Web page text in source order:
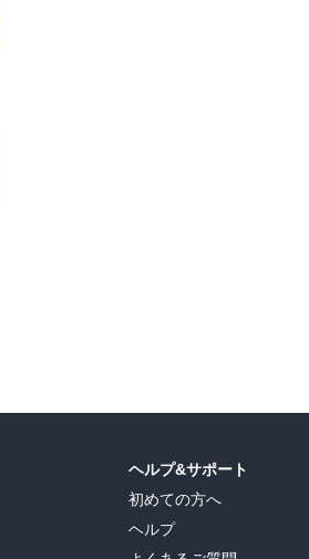
ヘルプ&サポート
初めての方へ
ヘルプ